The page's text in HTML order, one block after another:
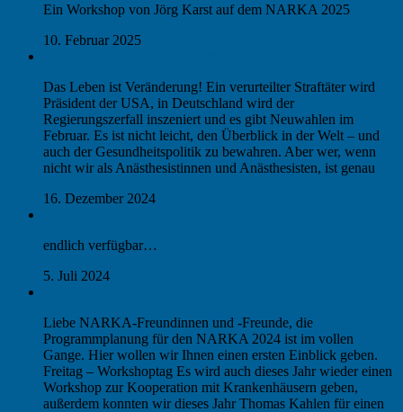
Ein Workshop von Jörg Karst auf dem NARKA 2025
10. Februar 2025
Das Leben ist Veränderung! Ein verurteilter Straftäter wird
Präsident der USA, in Deutschland wird der
Regierungszerfall inszeniert und es gibt Neuwahlen im
Februar. Es ist nicht leicht, den Überblick in der Welt – und
auch der Gesundheitspolitik zu bewahren. Aber wer, wenn
nicht wir als Anästhesistinnen und Anästhesisten, ist genau
16. Dezember 2024
endlich verfügbar…
5. Juli 2024
Liebe NARKA-Freundinnen und -Freunde, die
Programmplanung für den NARKA 2024 ist im vollen
Gange. Hier wollen wir Ihnen einen ersten Einblick geben.
Freitag – Workshoptag Es wird auch dieses Jahr wieder einen
Workshop zur Kooperation mit Krankenhäusern geben,
außerdem konnten wir dieses Jahr Thomas Kahlen für einen